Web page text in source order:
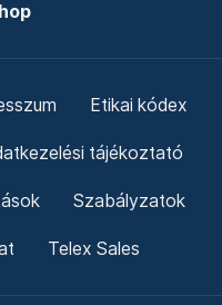
Etikai kódex
tájékoztató
Szabályzatok
Telex Sales